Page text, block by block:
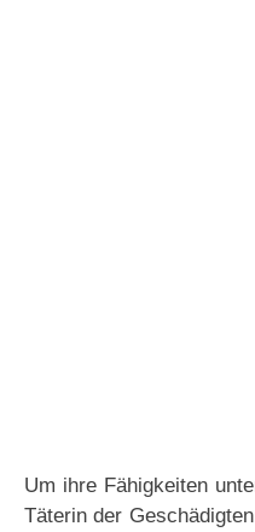
Um ihre Fähigkeiten
Täterin der